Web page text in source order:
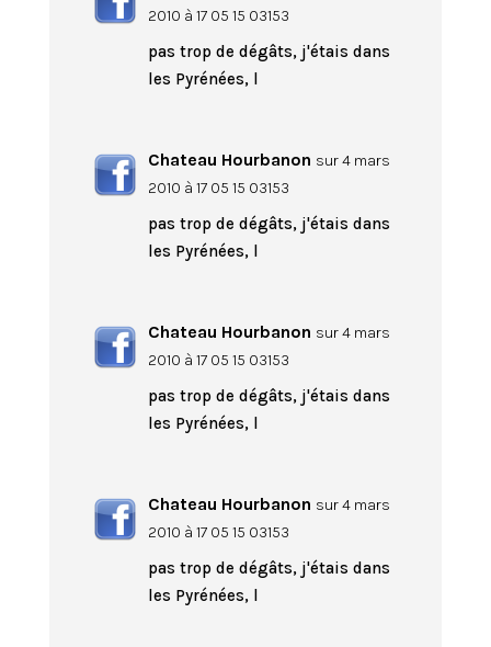
2010 à 17 05 15 03153
pas trop de dégâts, j'étais dans
les Pyrénées, l
Chateau Hourbanon sur 4 mars
2010 à 17 05 15 03153
pas trop de dégâts, j'étais dans
les Pyrénées, l
Chateau Hourbanon sur 4 mars
2010 à 17 05 15 03153
pas trop de dégâts, j'étais dans
les Pyrénées, l
Chateau Hourbanon sur 4 mars
2010 à 17 05 15 03153
pas trop de dégâts, j'étais dans
les Pyrénées, l